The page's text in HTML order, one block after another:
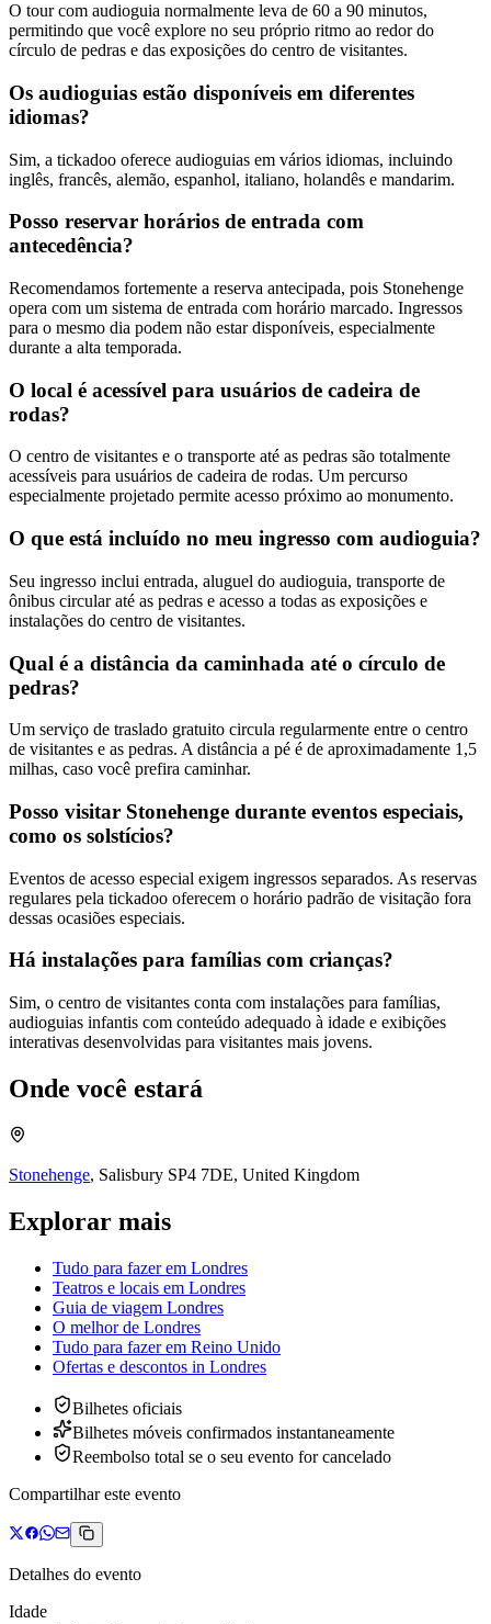
O tour com audioguia normalmente leva de 60 a 90 minutos,
permitindo que você explore no seu próprio ritmo ao redor do
círculo de pedras e das exposições do centro de visitantes.
Os audioguias estão disponíveis em diferentes
idiomas?
Sim, a tickadoo oferece audioguias em vários idiomas, incluindo
inglês, francês, alemão, espanhol, italiano, holandês e mandarim.
Posso reservar horários de entrada com
antecedência?
Recomendamos fortemente a reserva antecipada, pois Stonehenge
opera com um sistema de entrada com horário marcado. Ingressos
para o mesmo dia podem não estar disponíveis, especialmente
durante a alta temporada.
O local é acessível para usuários de cadeira de
rodas?
O centro de visitantes e o transporte até as pedras são totalmente
acessíveis para usuários de cadeira de rodas. Um percurso
especialmente projetado permite acesso próximo ao monumento.
O que está incluído no meu ingresso com audioguia?
Seu ingresso inclui entrada, aluguel do audioguia, transporte de
ônibus circular até as pedras e acesso a todas as exposições e
instalações do centro de visitantes.
Qual é a distância da caminhada até o círculo de
pedras?
Um serviço de traslado gratuito circula regularmente entre o centro
de visitantes e as pedras. A distância a pé é de aproximadamente 1,5
milhas, caso você prefira caminhar.
Posso visitar Stonehenge durante eventos especiais,
como os solstícios?
Eventos de acesso especial exigem ingressos separados. As reservas
regulares pela tickadoo oferecem o horário padrão de visitação fora
dessas ocasiões especiais.
Há instalações para famílias com crianças?
Sim, o centro de visitantes conta com instalações para famílias,
audioguias infantis com conteúdo adequado à idade e exibições
interativas desenvolvidas para visitantes mais jovens.
Onde você estará
Stonehenge, Salisbury SP4 7DE, United Kingdom
Explorar mais
Tudo para fazer em Londres
Teatros e locais em Londres
Guia de viagem Londres
O melhor de Londres
Tudo para fazer em Reino Unido
Ofertas e descontos in Londres
Bilhetes oficiais
Bilhetes móveis confirmados instantaneamente
Reembolso total se o seu evento for cancelado
Compartilhar este evento
Detalhes do evento
Idade